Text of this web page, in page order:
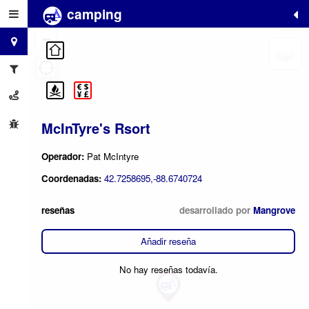
camping
McInTyre's Rsort
Operador: Pat McIntyre
Coordenadas: 42.7258695,-88.6740724
reseñas desarrollado por Mangrove
Añadir reseña
No hay reseñas todavía.
+
−